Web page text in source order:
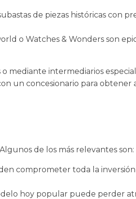
de piezas históricas con
o Watches & Wonders son
mediante intermediarios
un concesionario para obtener
de los más relevantes son:
comprometer toda la inversión
hoy popular puede perder